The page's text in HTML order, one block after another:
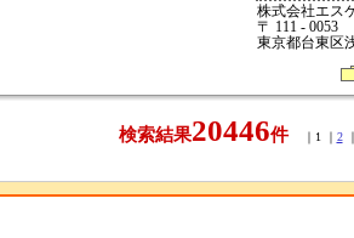
株式会社エス
〒 111 - 0053
東京都台東区
検索結果20446件 ｜1 ｜ 2